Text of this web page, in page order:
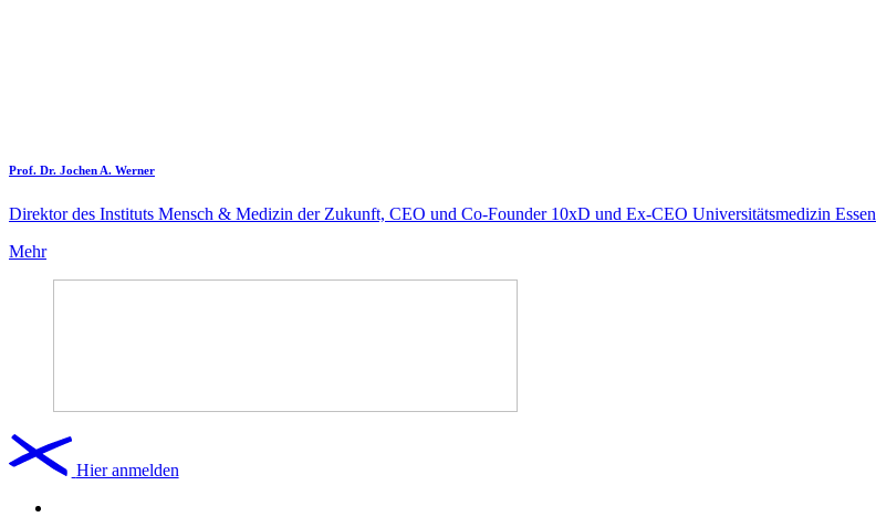
Prof. Dr. Jochen A. Werner
Direktor des Instituts Mensch & Medizin der Zukunft, CEO und Co-Founder 10xD und Ex-CEO Universitätsmedizin Essen
Mehr
Hier anmelden